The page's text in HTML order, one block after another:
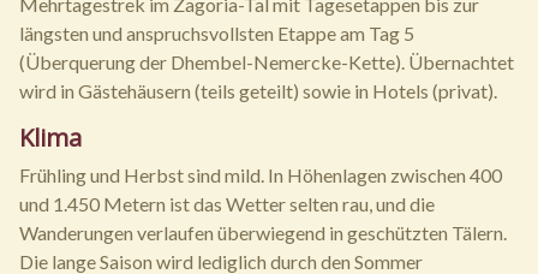
längsten und anspruchsvollsten Etappe am Tag 5
(Überquerung der Dhembel-Nemercke-Kette). Übernachtet
wird in Gästehäusern (teils geteilt) sowie in Hotels (privat).
Klima
Frühling und Herbst sind mild. In Höhenlagen zwischen 400
und 1.450 Metern ist das Wetter selten rau, und die
Wanderungen verlaufen überwiegend in geschützten Tälern.
Die lange Saison wird lediglich durch den Sommer